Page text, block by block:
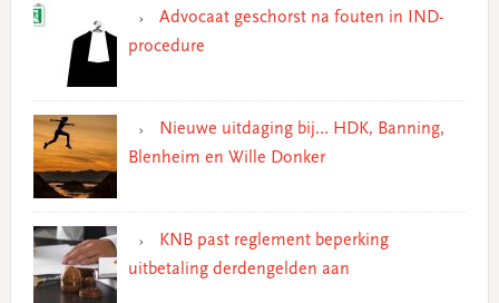
Advocaat geschorst na fouten in IND-
procedure
Nieuwe uitdaging bij… HDK, Banning,
Blenheim en Wille Donker
KNB past reglement beperking
uitbetaling derdengelden aan